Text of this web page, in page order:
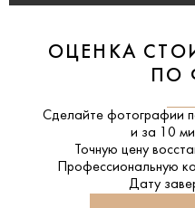
ОЦЕНКА
ПО
Сделайте фотографии
и за
10
Точную цену
Профессиональную
Дату